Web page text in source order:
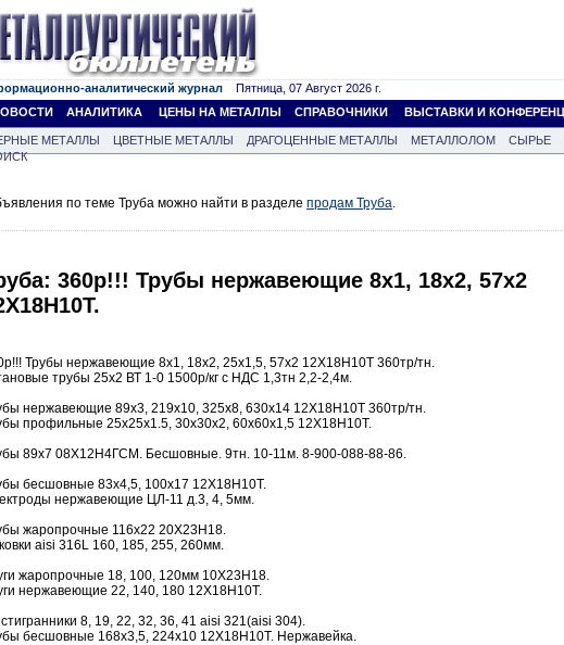
аналитический журнал Пятница, 07 Август 2026 г.
АНАЛИТИКА ЦЕНЫ НА МЕТАЛЛЫ СПРАВОЧНИКИ ВЫСТАВКИ И
МЕТАЛЛЫ ЦВЕТНЫЕ МЕТАЛЛЫ ДРАГОЦЕННЫЕ МЕТАЛЛЫ МЕТАЛЛОЛОМ СЫРЬЕ
по теме Труба можно найти в разделе продам Труба.
360р!!! Трубы нержавеющие 8х1, 18х2, 57х2
Трубы нержавеющие 8х1, 18х2, 25х1,5, 57х2 12Х18Н10Т 360тр/тн.
трубы 25х2 ВТ 1-0 1500р/кг с НДС 1,3тн 2,2-2,4м.
нержавеющие 89х3, 219х10, 325х8, 630х14 12Х18Н10Т 360тр/тн.
профильные 25х25х1.5, 30х30х2, 60х60х1,5 12Х18Н10Т.
89х7 08Х12Н4ГСМ. Бесшовные. 9тн. 10-11м. 8-900-088-88-86.
бесшовные 83х4,5, 100х17 12Х18Н10Т.
нержавеющие ЦЛ-11 д.3, 4, 5мм.
жаропрочные 116х22 20Х23Н18.
aisi 316L 160, 185, 255, 260мм.
жаропрочные 18, 100, 120мм 10Х23Н18.
нержавеющие 22, 140, 180 12Х18Н10Т.
8, 19, 22, 32, 36, 41 aisi 321(aisi 304).
бесшовные 168х3,5, 224х10 12Х18Н10Т. Нержавейка.